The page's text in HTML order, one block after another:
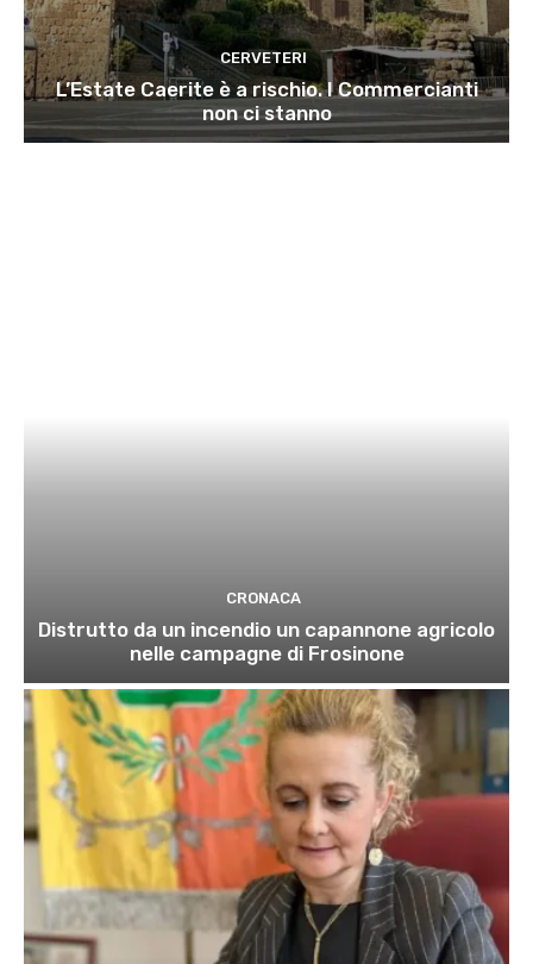
CERVETERI
L’Estate Caerite è a rischio. I Commercianti
non ci stanno
CRONACA
Distrutto da un incendio un capannone agricolo
nelle campagne di Frosinone